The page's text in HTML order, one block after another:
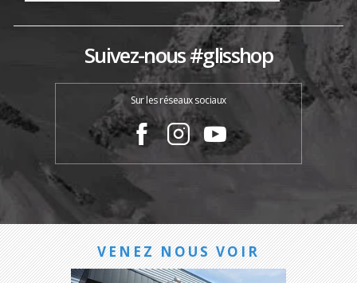
Suivez-nous #glisshop
Sur les réseaux sociaux
VENEZ NOUS VOIR